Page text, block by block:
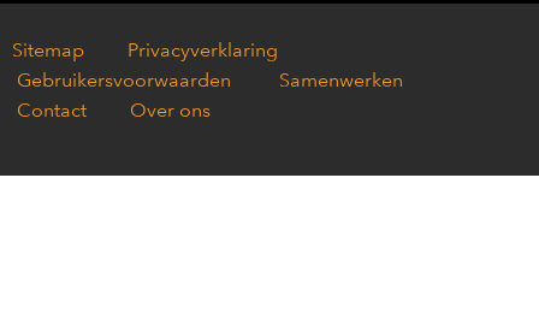
Sitemap
Privacyverklaring
Gebruikersvoorwaarden
Samenwerken
Contact
Over ons